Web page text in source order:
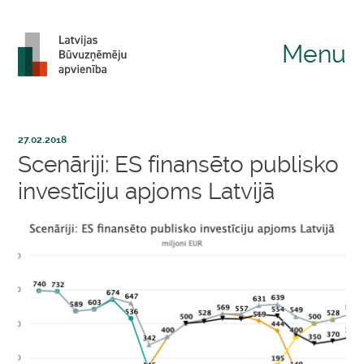
Menu
27.02.2018
Scenāriji: ES finansēto publisko
investīciju apjoms Latvijā